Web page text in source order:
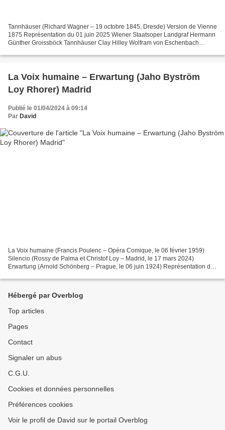
Tannhäuser (Richard Wagner – 19 octobre 1845, Dresde) Version de Vienne
1875 Représentation du 01 juin 2025 Wiener Staatsoper Landgraf Hermann
Günther Groissböck Tannhäuser Clay Hilley Wolfram von Eschenbach
La Voix humaine – Erwartung (Jaho Byström
Loy Rhorer) Madrid
Publié le 01/04/2024 à 09:14
Par David
La Voix humaine (Francis Poulenc – Opéra Comique, le 06 février 1959)
Silencio (Rossy de Palma et Christof Loy – Madrid, le 17 mars 2024)
Erwartung (Arnold Schönberg – Prague, le 06 juin 1924) Représentation du
Hébergé par Overblog
Top articles
Pages
Contact
Signaler un abus
C.G.U.
Cookies et données personnelles
Préférences cookies
Voir le profil de David sur le portail Overblog